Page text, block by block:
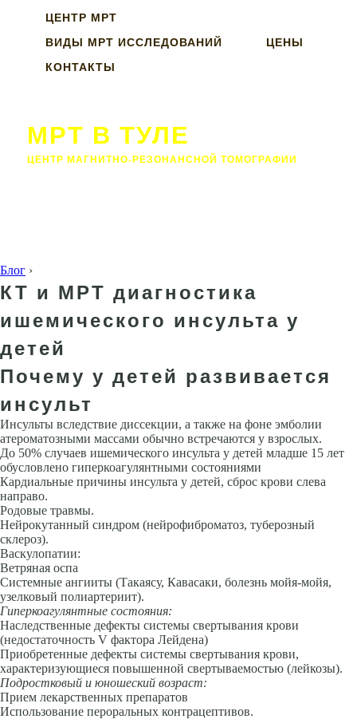
ЦЕНТР МРТ
ВИДЫ МРТ ИССЛЕДОВАНИЙ
ЦЕНЫ
КОНТАКТЫ
МРТ В ТУЛЕ
ЦЕНТР МАГНИТНО-РЕЗОНАНСНОЙ ТОМОГРАФИИ
Блог ›
КТ и МРТ диагностика
ишемического инсульта у
детей
Почему у детей развивается
инсульт
Инсульты вследствие диссек­ции, а также на фоне эмболии
атероматозными массами обычно встреча­ются у взрослых.
До 50% случаев ишемического инсульта у детей младше 15 лет
обуслов­лено гиперкоагулянтными состояниями
Кардиальные причины инсульта у детей, сброс крови слева
направо.
Родовые травмы.
Нейрокутанный синдром (нейрофиброматоз, туберозный
склероз).
Васкулопатии:
Ветряная оспа
Системные ангииты (Такаясу, Каваса­ки, болезнь мойя-мойя,
узелковый полиартериит).
Гиперкоагулянтные состояния:
Наследственные дефекты системы свертывания крови
(недостаточность V фактора Лейдена)
Приобре­тенные дефекты системы свертывания крови,
характеризующиеся по­вышенной свертываемостью (лейкозы).
Подростковый и юношеский возраст:
Прием лекарственных препара­тов
Использование пероральных контрацептивов.